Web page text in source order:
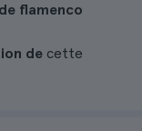
flamenco
de cette